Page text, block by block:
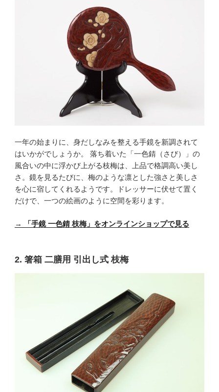
一年の始まりに、身だしなみを整える手鏡を新調されて
はいかがでしょうか。 落ち着いた「一色錆（さび）」の
風合いの中に浮かび上がる枝梅は、上品で格調高い美し
さ。鏡を見るたびに、梅のような凛とした強さと美しさ
を心に宿してくれるようです。ドレッサーに伏せて置く
だけで、一つの絵画のように空間を彩ります。
→ 「手鏡 一色錆 枝梅」をオンラインショップで見る
2. 箸箱 二膳用 引出し式 枝梅